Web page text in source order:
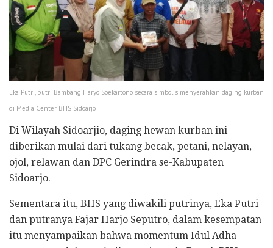
Eka Putri, putri Bambang Haryo Soekartono secara simbolis menyerahkan daging kurban
di Media Center BHS Sidoarjo
Di Wilayah Sidoarjio, daging hewan kurban ini
diberikan mulai dari tukang becak, petani, nelayan,
ojol, relawan dan DPC Gerindra se-Kabupaten
Sidoarjo.
Sementara itu, BHS yang diwakili putrinya, Eka Putri
dan putranya Fajar Harjo Seputro, dalam kesempatan
itu menyampaikan bahwa momentum Idul Adha